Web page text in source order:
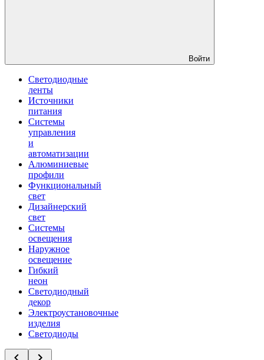
Войти
Светодиодные
ленты
Источники
питания
Системы
управления
и
автоматизации
Алюминиевые
профили
Функциональный
свет
Дизайнерский
свет
Системы
освещения
Наружное
освещение
Гибкий
неон
Светодиодный
декор
Электроустановочные
изделия
Светодиоды